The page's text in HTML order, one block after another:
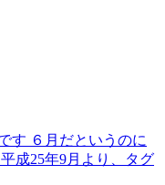
す ６月だというのに
成25年9月より、タグ